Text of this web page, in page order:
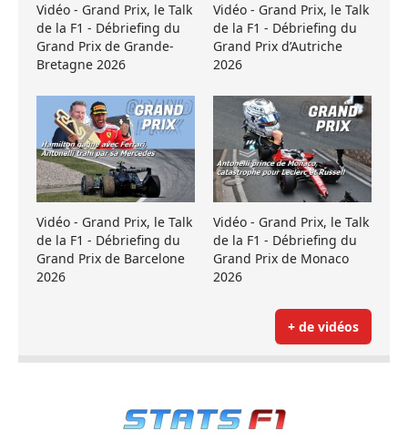
Vidéo - Grand Prix, le Talk
de la F1 - Débriefing du
Grand Prix de Grande-
Bretagne 2026
Vidéo - Grand Prix, le Talk
de la F1 - Débriefing du
Grand Prix d’Autriche
2026
Vidéo - Grand Prix, le Talk
de la F1 - Débriefing du
Grand Prix de Barcelone
2026
Vidéo - Grand Prix, le Talk
de la F1 - Débriefing du
Grand Prix de Monaco
2026
+ de vidéos